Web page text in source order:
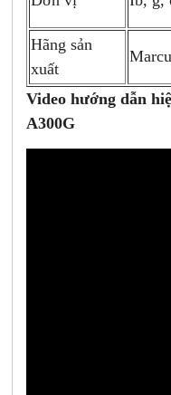
Hãng sản
xuất
Video hướng dẫn
A300G